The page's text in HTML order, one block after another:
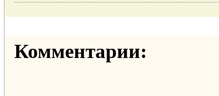
Комментарии: